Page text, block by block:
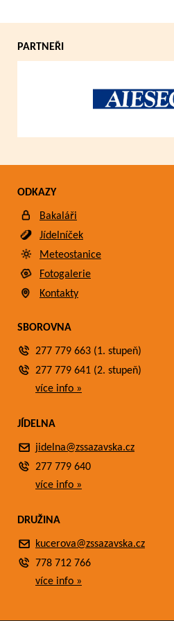
PARTNEŘI
ODKAZY
Bakaláři
Jídelníček
Meteostanice
Fotogalerie
Kontakty
SBOROVNA
277 779 663 (1. stupeň)
277 779 641 (2. stupeň)
více info »
JÍDELNA
jidelna@zssazavska.cz
277 779 640
více info »
DRUŽINA
kucerova@zssazavska.cz
778 712 766
více info »